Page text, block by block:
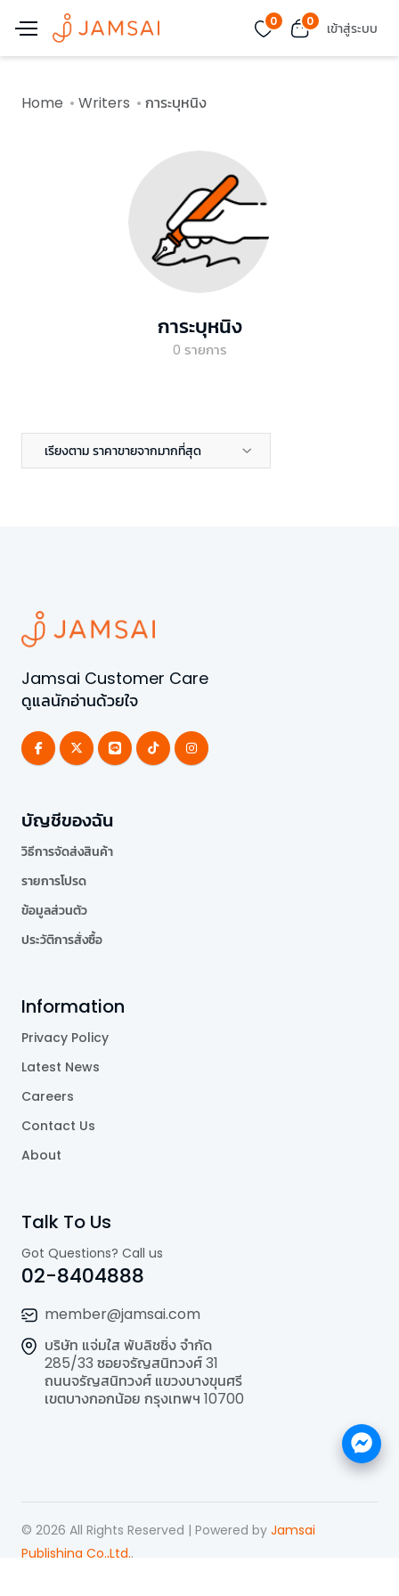
0 0 เข้าสู่ระบบ
Home Writers การะบุหนิง
การะบุหนิง
0 รายการ
เรียงตาม ราคาขายจากมากที่สุด
Jamsai Customer Care
ดูแลนักอ่านด้วยใจ
บัญชีของฉัน
วิธีการจัดส่งสินค้า
รายการโปรด
ข้อมูลส่วนตัว
ประวัติการสั่งซื้อ
Information
Privacy Policy
Latest News
Careers
Contact Us
About
Talk To Us
Got Questions? Call us
02-8404888
member@jamsai.com
บริษัท แจ่มใส พับลิชชิ่ง จำกัด
285/33 ซอยจรัญสนิทวงศ์ 31
ถนนจรัญสนิทวงศ์ แขวงบางขุนศรี
เขตบางกอกน้อย กรุงเทพฯ 10700
© 2026 All Rights Reserved | Powered by Jamsai
Publishing Co.,Ltd..